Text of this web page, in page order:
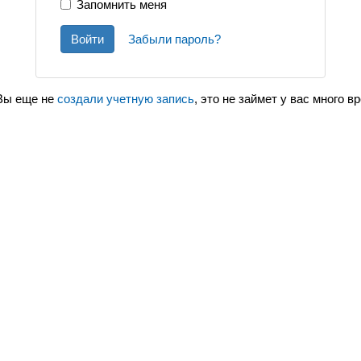
Запомнить меня
Войти Забыли пароль?
еще не создали учетную запись, это не займет у вас много